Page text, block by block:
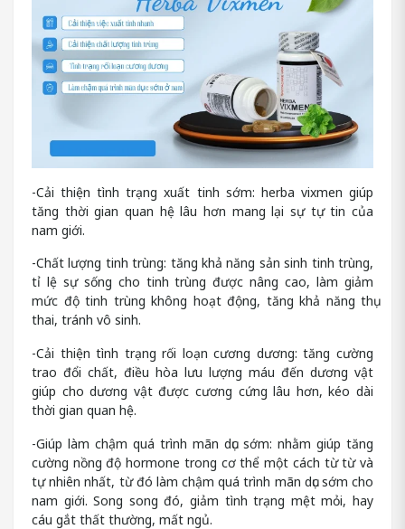
-Cải thiện tình trạng xuất tinh sớm: herba vixmen giúp
tăng thời gian quan hệ lâu hơn mang lại sự tự tin của
nam giới.
-Chất lượng tinh trùng: tăng khả năng sản sinh tinh trùng,
tỉ lệ sự sống cho tinh trùng được nâng cao, làm giảm
mức độ tinh trùng không hoạt động, tăng khả năng thụ
thai, tránh vô sinh.
-Cải thiện tình trạng rối loạn cương dương: tăng cường
trao đổi chất, điều hòa lưu lượng máu đến dương vật
giúp cho dương vật được cương cứng lâu hơn, kéo dài
thời gian quan hệ.
-Giúp làm chậm quá trình mãn dục sớm: nhằm giúp tăng
cường nồng độ hormone trong cơ thể một cách từ từ và
tự nhiên nhất, từ đó làm chậm quá trình mãn dục sớm cho
nam giới. Song song đó, giảm tình trạng mệt mỏi, hay
cáu gắt thất thường, mất ngủ.